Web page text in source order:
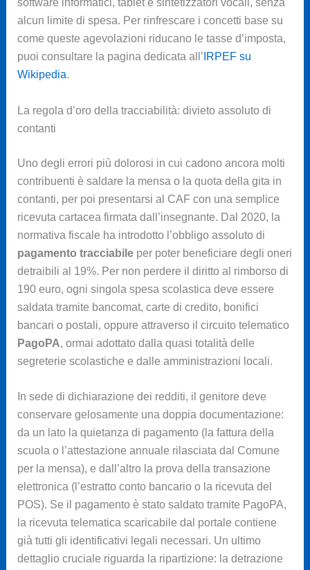
software informatici, tablet e sintetizzatori vocali, senza
alcun limite di spesa. Per rinfrescare i concetti base su
come queste agevolazioni riducano le tasse d’imposta,
puoi consultare la pagina dedicata all’ IRPEF su
Wikipedia.
La regola d’oro della tracciabilità: divieto assoluto di
contanti
Uno degli errori più dolorosi in cui cadono ancora molti
contribuenti è saldare la mensa o la quota della gita in
contanti, per poi presentarsi al CAF con una semplice
ricevuta cartacea firmata dall’insegnante. Dal 2020, la
normativa fiscale ha introdotto l’obbligo assoluto di
pagamento tracciabileper poter beneficiare degli oneri
detraibili al 19%. Per non perdere il diritto al rimborso di
190 euro, ogni singola spesa scolastica deve essere
saldata tramite bancomat, carte di credito, bonifici
bancari o postali, oppure attraverso il circuito telematico
PagoPA, ormai adottato dalla quasi totalità delle
segreterie scolastiche e dalle amministrazioni locali.
In sede di dichiarazione dei redditi, il genitore deve
conservare gelosamente una doppia documentazione:
da un lato la quietanza di pagamento (la fattura della
scuola o l’attestazione annuale rilasciata dal Comune
per la mensa), e dall’altro la prova della transazione
elettronica (l’estratto conto bancario o la ricevuta del
POS). Se il pagamento è stato saldato tramite PagoPA,
la ricevuta telematica scaricabile dal portale contiene
già tutti gli identificativi legali necessari. Un ultimo
dettaglio cruciale riguarda la ripartizione: la detrazione